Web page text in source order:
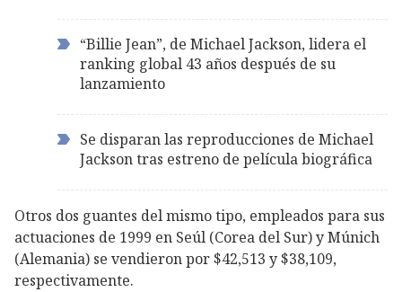
“Billie Jean”, de Michael Jackson, lidera el
ranking global 43 años después de su
lanzamiento
Se disparan las reproducciones de Michael
Jackson tras estreno de película biográfica
Otros dos guantes del mismo tipo, empleados para sus
actuaciones de 1999 en Seúl (Corea del Sur) y Múnich
(Alemania) se vendieron por $42,513 y $38,109,
respectivamente.